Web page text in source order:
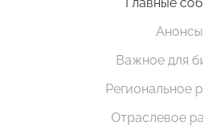
Анонсы
Важное для
Региональное
Отраслевое